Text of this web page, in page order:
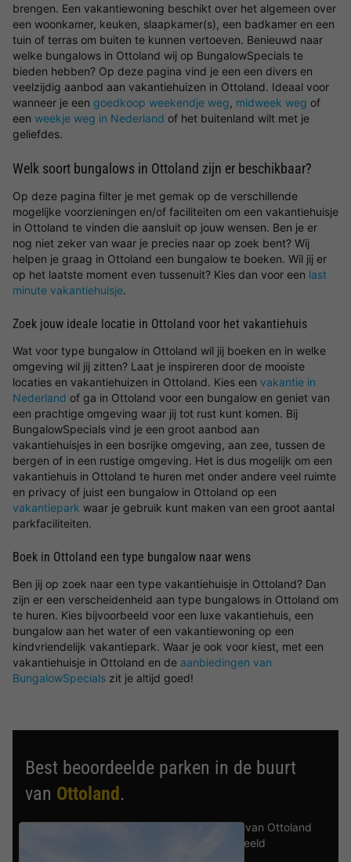
brengen. Een vakantiewoning beschikt over het algemeen over
een woonkamer, keuken, slaapkamer(s), een badkamer en een
tuin of terras om buiten te kunnen vertoeven. Benieuwd naar
welke bungalows in Ottoland wij op BungalowSpecials te
bieden hebben? Op deze pagina vind je een een divers en
veelzijdig aanbod aan vakantiehuizen in Ottoland. Ideaal voor
wanneer je een goedkoop weekendje weg, midweek weg of
een weekje weg in Nederland of het buitenland wilt met je
geliefdes.
Welk soort bungalows in Ottoland zijn er beschikbaar?
Op deze pagina filter je met gemak op de verschillende
mogelijke voorzieningen en/of faciliteiten om een vakantiehuisje
in Ottoland te vinden die aansluit op jouw wensen. Ben je er
nog niet zeker van waar je precies naar op zoek bent? Wij
helpen je graag in Ottoland een bungalow te boeken. Wil jij er
op het laatste moment even tussenuit? Kies dan voor een last
minute vakantiehuisje.
Zoek jouw ideale locatie in Ottoland voor het vakantiehuis
Wat voor type bungalow in Ottoland wil jij boeken en in welke
omgeving wil jij zitten? Laat je inspireren door de mooiste
locaties en vakantiehuizen in Ottoland. Kies een vakantie in
Nederland of ga in Ottoland voor een bungalow en geniet van
een prachtige omgeving waar jij tot rust kunt komen. Bij
BungalowSpecials vind je een groot aanbod aan
vakantiehuisjes in een bosrijke omgeving, aan zee, tussen de
bergen of in een rustige omgeving. Het is dus mogelijk om een
vakantiehuis in Ottoland te huren met onder andere veel ruimte
en privacy of juist een bungalow in Ottoland op een
vakantiepark waar je gebruik kunt maken van een groot aantal
parkfaciliteiten.
Boek in Ottoland een type bungalow naar wens
Ben jij op zoek naar een type vakantiehuisje in Ottoland? Dan
zijn er een verscheidenheid aan type bungalows in Ottoland om
te huren. Kies bijvoorbeeld voor een luxe vakantiehuis, een
bungalow aan het water of een vakantiewoning op een
kindvriendelijk vakantiepark. Waar je ook voor kiest, met een
vakantiehuisje in Ottoland en de aanbiedingen van
BungalowSpecials zit je altijd goed!
Best beoordeelde parken in de buurt
van Ottoland.
Ontdek de selectie van parken in de buurt van Ottoland
die door onze gasten als beste zijn beoordeeld